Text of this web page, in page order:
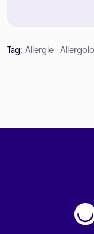
Tag: Allergie |